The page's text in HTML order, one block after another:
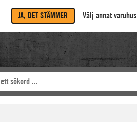
JA, DET STÄMMER Välj annat varuhus